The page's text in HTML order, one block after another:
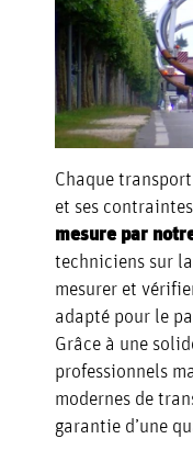
Chaque
et ses
mesure par
techniciens sur
mesurer et
adapté pour le
Grâce à une
professionnels
modernes de
garantie d’une